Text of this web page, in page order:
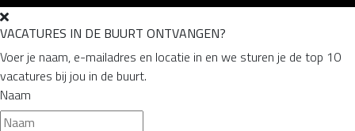
VACATURES IN DE BUURT ONTVANGEN?
Voer je naam, e-mailadres en locatie in en we sturen je de top 10
vacatures bij jou in de buurt.
Naam